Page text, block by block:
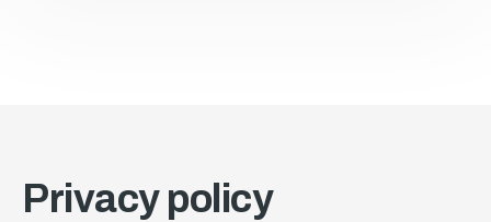
Privacy policy